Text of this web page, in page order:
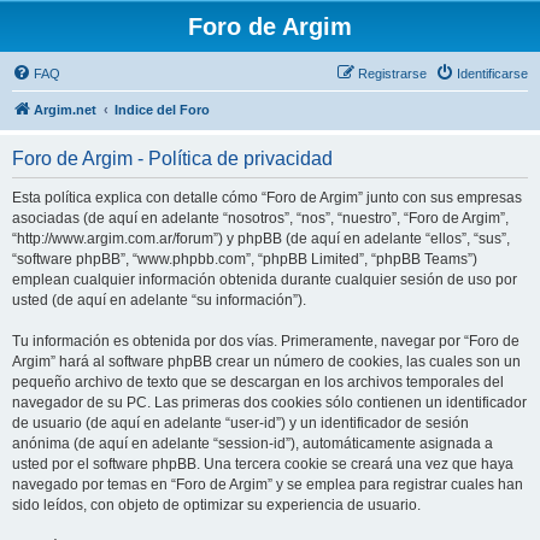
Foro de Argim
FAQ Identificarse
Registrarse
Argim.net Indice del Foro
Foro de Argim - Política de privacidad
Esta política explica con detalle cómo “Foro de Argim” junto con sus empresas
asociadas (de aquí en adelante “nosotros”, “nos”, “nuestro”, “Foro de Argim”,
“http://www.argim.com.ar/forum”) y phpBB (de aquí en adelante “ellos”, “sus”,
“software phpBB”, “www.phpbb.com”, “phpBB Limited”, “phpBB Teams”)
emplean cualquier información obtenida durante cualquier sesión de uso por
usted (de aquí en adelante “su información”).
Tu información es obtenida por dos vías. Primeramente, navegar por “Foro de
Argim” hará al software phpBB crear un número de cookies, las cuales son un
pequeño archivo de texto que se descargan en los archivos temporales del
navegador de su PC. Las primeras dos cookies sólo contienen un identificador
de usuario (de aquí en adelante “user-id”) y un identificador de sesión
anónima (de aquí en adelante “session-id”), automáticamente asignada a
usted por el software phpBB. Una tercera cookie se creará una vez que haya
navegado por temas en “Foro de Argim” y se emplea para registrar cuales han
sido leídos, con objeto de optimizar su experiencia de usuario.